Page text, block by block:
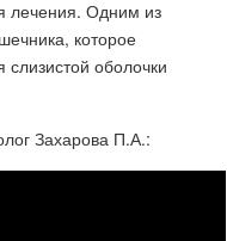
лечения. Одним из
которое
оболочки
Захарова П.А.: